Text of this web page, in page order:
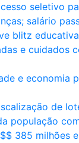
seletivo
salário
blitz
e cuidados
e economia
de
população
385 milhões